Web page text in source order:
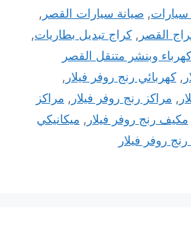
سيارات, صيانة سيارات القصر ,
القصر , كراج تبديل بطاريات,
كهرباء وبنشر متنقل القصر
, كهربائي رنج روفر فيلار ,
, مراكز رنج روفر فيلار , مراكز
مكيف رنج روفر فيلار , ميكانيكي
روفر فيلار